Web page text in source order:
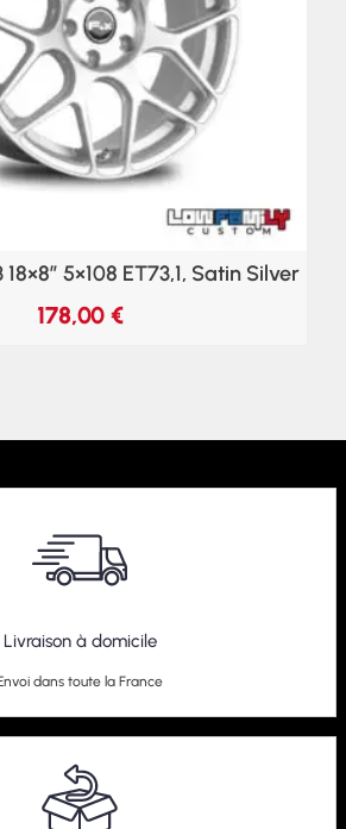
18×8″ 5×108 ET73,1, Satin Silver
178,00 €
Livraison à domicile
dans toute la France